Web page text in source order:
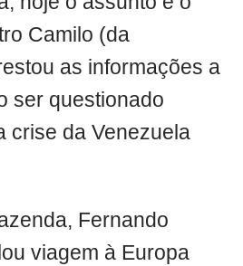
Camilo (da
as informações a
ser questionado
crise da Venezuela
Fernando
viagem à Europa